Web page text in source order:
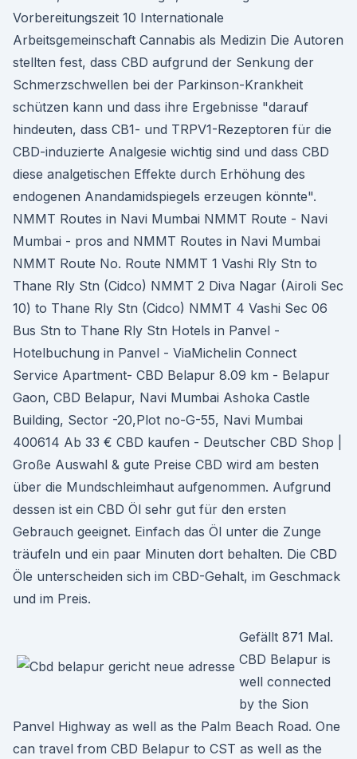
Vorbereitungszeit 10 Internationale
Arbeitsgemeinschaft Cannabis als Medizin Die Autoren
stellten fest, dass CBD aufgrund der Senkung der
Schmerzschwellen bei der Parkinson-Krankheit
schützen kann und dass ihre Ergebnisse "darauf
hindeuten, dass CB1- und TRPV1-Rezeptoren für die
CBD-induzierte Analgesie wichtig sind und dass CBD
diese analgetischen Effekte durch Erhöhung des
endogenen Anandamidspiegels erzeugen könnte".
NMMT Routes in Navi Mumbai NMMT Route - Navi
Mumbai - pros and NMMT Routes in Navi Mumbai
NMMT Route No. Route NMMT 1 Vashi Rly Stn to
Thane Rly Stn (Cidco) NMMT 2 Diva Nagar (Airoli Sec
10) to Thane Rly Stn (Cidco) NMMT 4 Vashi Sec 06
Bus Stn to Thane Rly Stn Hotels in Panvel -
Hotelbuchung in Panvel - ViaMichelin Connect
Service Apartment- CBD Belapur 8.09 km - Belapur
Gaon, CBD Belapur, Navi Mumbai Ashoka Castle
Building, Sector -20,Plot no-G-55, Navi Mumbai
400614 Ab 33 € CBD kaufen - Deutscher CBD Shop |
Große Auswahl & gute Preise CBD wird am besten
über die Mundschleimhaut aufgenommen. Aufgrund
dessen ist ein CBD Öl sehr gut für den ersten
Gebrauch geeignet. Einfach das Öl unter die Zunge
träufeln und ein paar Minuten dort behalten. Die CBD
Öle unterscheiden sich im CBD-Gehalt, im Geschmack
und im Preis.
Gefällt 871 Mal.
CBD Belapur is
well connected
by the Sion
Panvel Highway as well as the Palm Beach Road. One
can travel from CBD Belapur to CST as well as the